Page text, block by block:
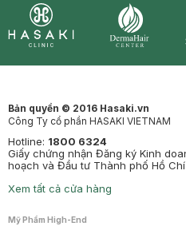
Bản quyền © 2016 Hasaki.vn
Công Ty cổ phần HASAKI VIETNAM
Hotline: 1800 6324
Giấy chứng nhận Đăng ký Kinh
hoạch và Đầu tư Thành phố Hồ
Xem tất cả cửa hàng
Mỹ Phẩm High-End